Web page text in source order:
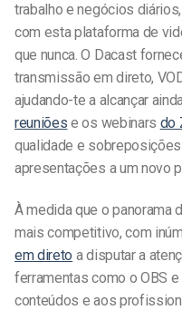
trabalho e negócios
com esta plataforma de
que nunca. O Dacast
transmissão em direto,
ajudando-te a alcançar
reuniões e os webinars do
qualidade e
apresentações a um novo
À medida que o panorama
mais competitivo, com
em direto a disputar a
ferramentas como o OBS
conteúdos e aos